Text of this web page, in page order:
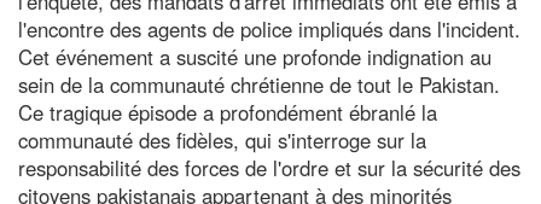
l'encontre des agents de police impliqués dans l'incident.
Cet événement a suscité une profonde indignation au
sein de la communauté chrétienne de tout le Pakistan.
Ce tragique épisode a profondément ébranlé la
communauté des fidèles, qui s'interroge sur la
responsabilité des forces de l'ordre et sur la sécurité des
citoyens pakistanais appartenant à des minorités